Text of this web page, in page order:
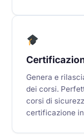
Genera e
dei corsi.
corsi di
certificazione